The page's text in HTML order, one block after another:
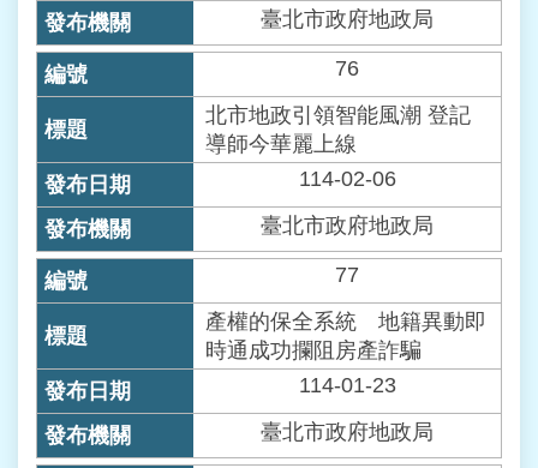
臺北市政府地政局
76
北市地政引領智能風潮 登記
導師今華麗上線
114-02-06
臺北市政府地政局
77
產權的保全系統 地籍異動即
時通成功攔阻房產詐騙
114-01-23
臺北市政府地政局